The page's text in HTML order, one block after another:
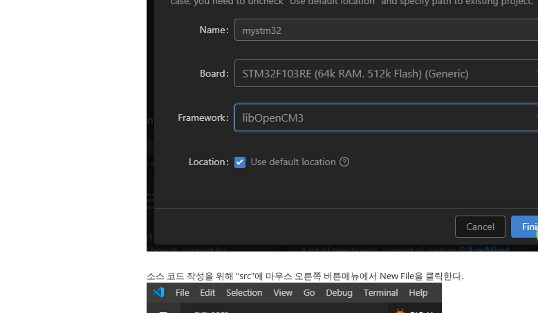
소스 코드 작성을 위해 "src"에 마우스 오른쪽 버튼메뉴에서 New File을 클릭한다.